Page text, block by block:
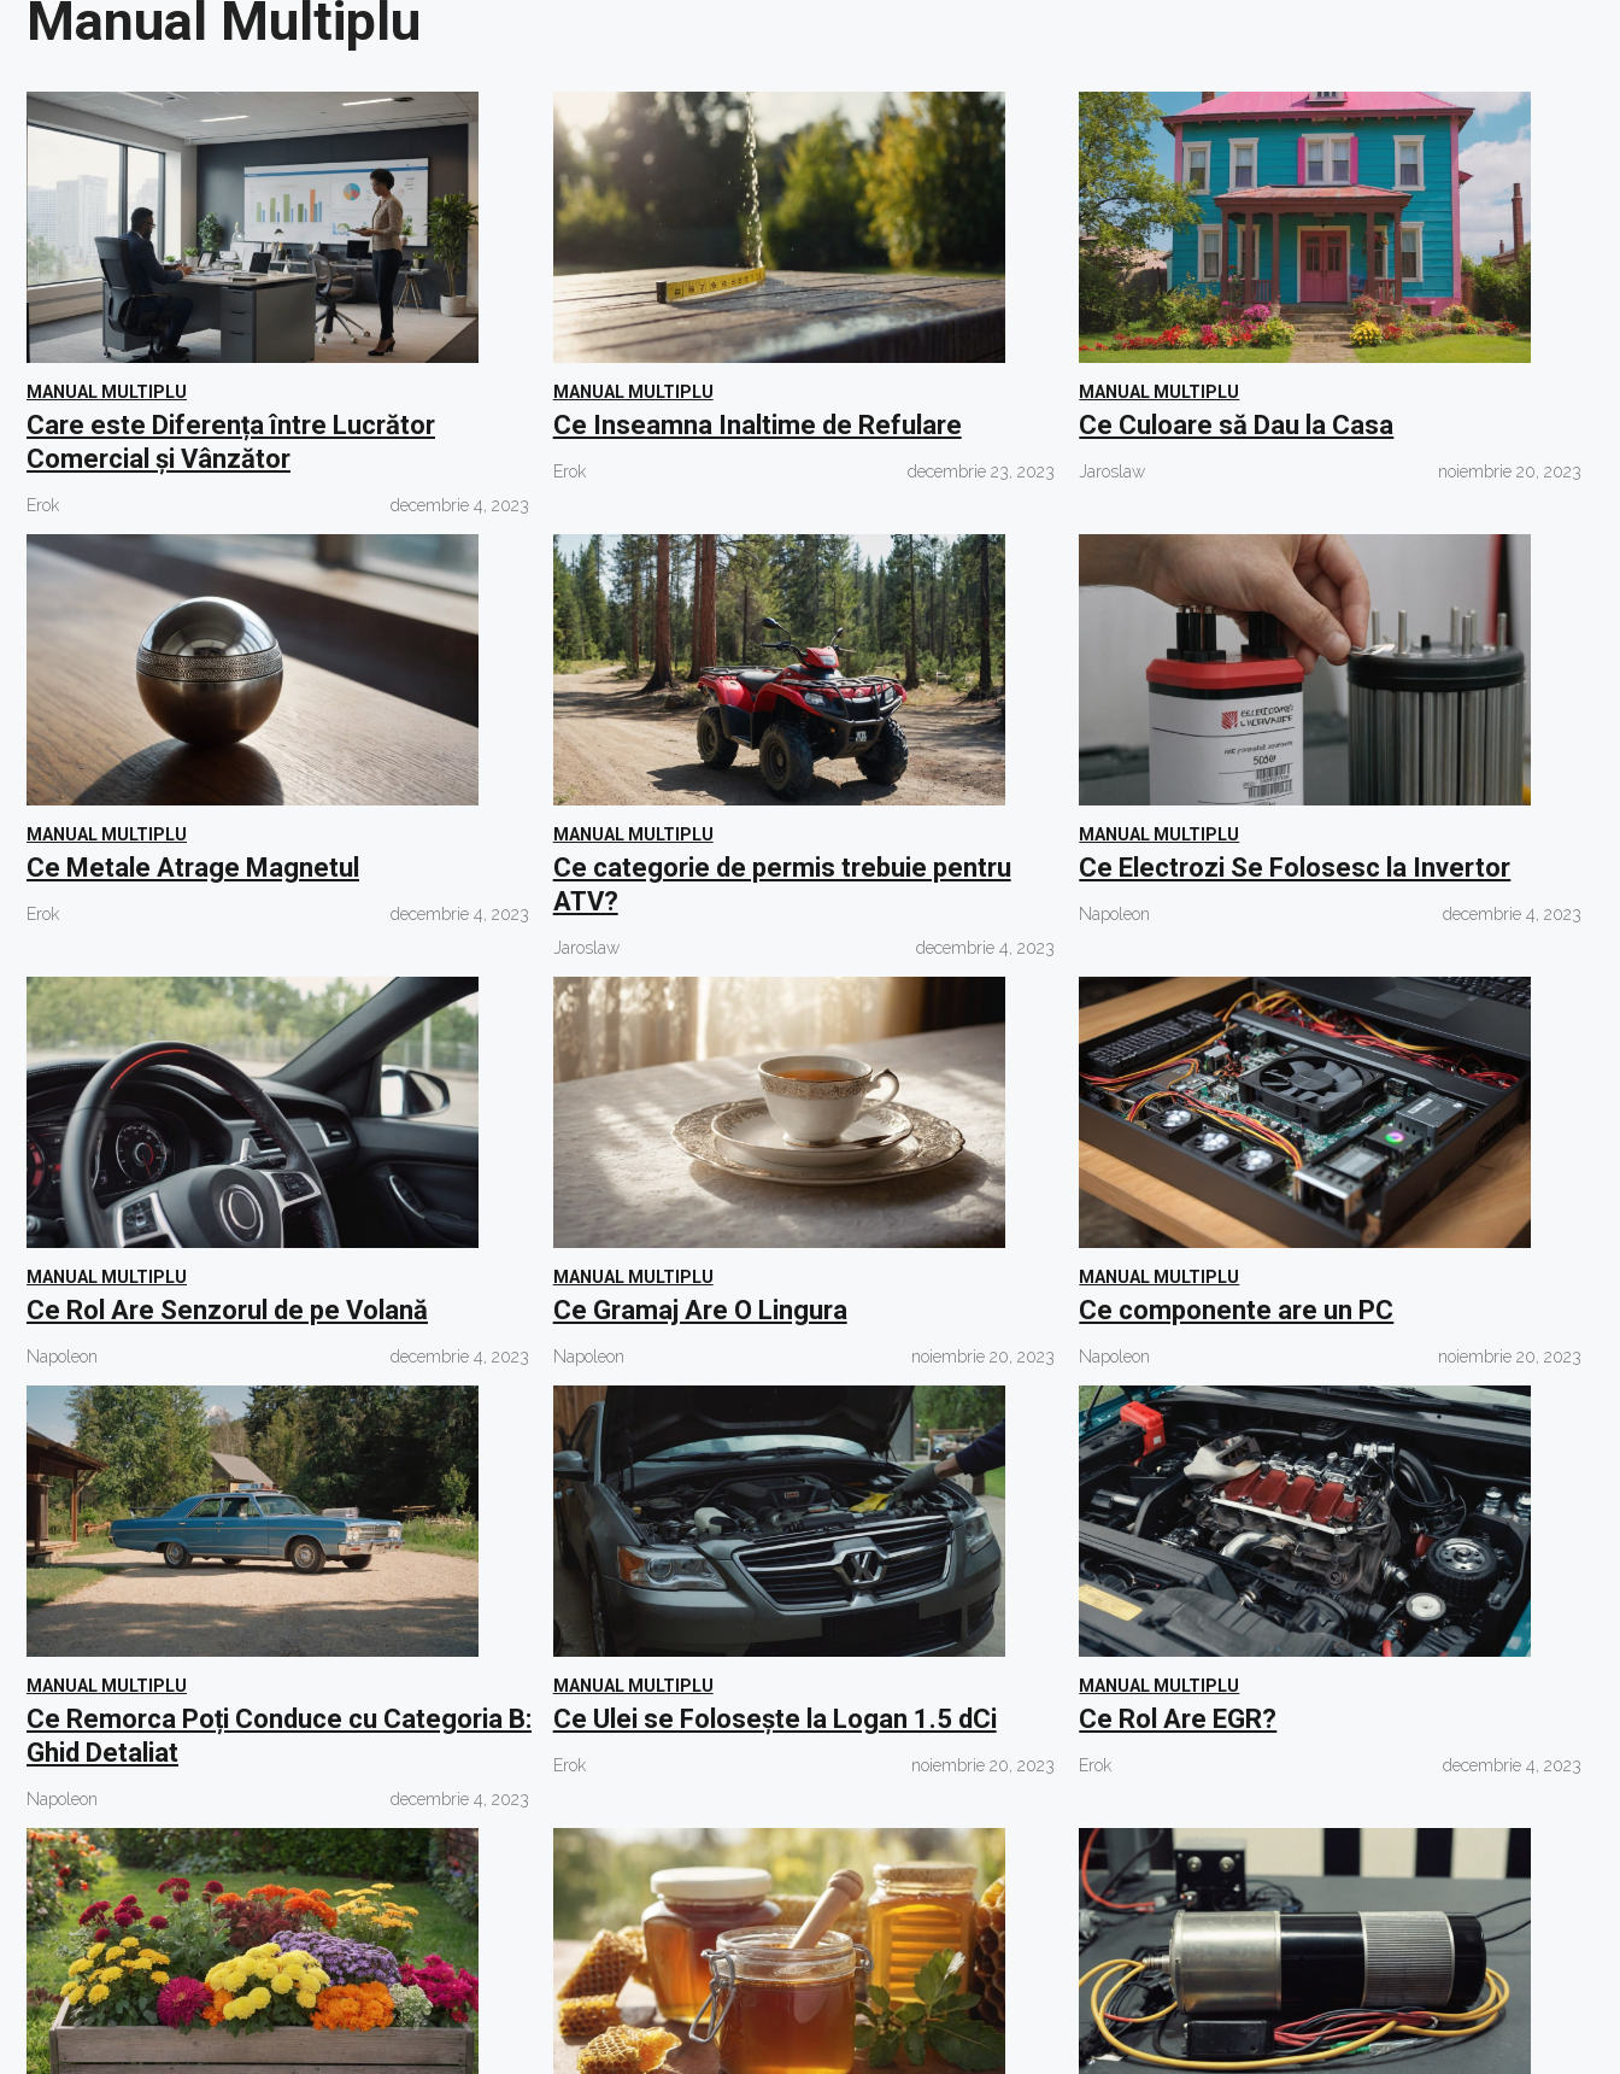
Manual Multiplu
MANUAL MULTIPLU
Care este Diferența între Lucrător
Comercial și Vânzător
Erok decembrie 4, 2023
MANUAL MULTIPLU
Ce Inseamna Inaltime de Refulare
Erok decembrie 23, 2023
MANUAL MULTIPLU
Ce Culoare să Dau la Casa
Jaroslaw noiembrie 20, 2023
MANUAL MULTIPLU
Ce Metale Atrage Magnetul
Erok decembrie 4, 2023
MANUAL MULTIPLU
Ce categorie de permis trebuie pentru
ATV?
Jaroslaw decembrie 4, 2023
MANUAL MULTIPLU
Ce Electrozi Se Folosesc la Invertor
Napoleon decembrie 4, 2023
MANUAL MULTIPLU
Ce Rol Are Senzorul de pe Volană
Napoleon decembrie 4, 2023
MANUAL MULTIPLU
Ce Gramaj Are O Lingura
Napoleon noiembrie 20, 2023
MANUAL MULTIPLU
Ce componente are un PC
Napoleon noiembrie 20, 2023
MANUAL MULTIPLU
Ce Remorca Poți Conduce cu Categoria B:
Ghid Detaliat
Napoleon decembrie 4, 2023
MANUAL MULTIPLU
Ce Ulei se Folosește la Logan 1.5 dCi
Erok noiembrie 20, 2023
MANUAL MULTIPLU
Ce Rol Are EGR?
Erok decembrie 4, 2023